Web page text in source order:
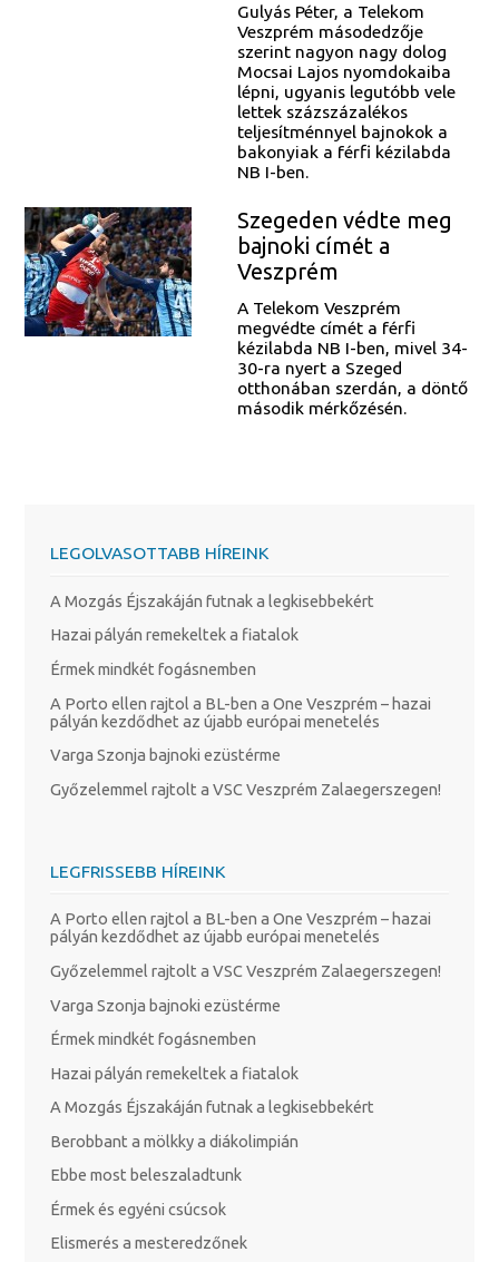
Gulyás Péter, a Telekom
Veszprém másodedzője
szerint nagyon nagy dolog
Mocsai Lajos nyomdokaiba
lépni, ugyanis legutóbb vele
lettek százszázalékos
teljesítménnyel bajnokok a
bakonyiak a férfi kézilabda
NB I-ben.
Szegeden védte meg
bajnoki címét a
Veszprém
A Telekom Veszprém
megvédte címét a férfi
kézilabda NB I-ben, mivel 34-
30-ra nyert a Szeged
otthonában szerdán, a döntő
második mérkőzésén.
LEGOLVASOTTABB HÍREINK
A Mozgás Éjszakáján futnak a legkisebbekért
Hazai pályán remekeltek a fiatalok
Érmek mindkét fogásnemben
A Porto ellen rajtol a BL-ben a One Veszprém – hazai
pályán kezdődhet az újabb európai menetelés
Varga Szonja bajnoki ezüstérme
Győzelemmel rajtolt a VSC Veszprém Zalaegerszegen!
LEGFRISSEBB HÍREINK
A Porto ellen rajtol a BL-ben a One Veszprém – hazai
pályán kezdődhet az újabb európai menetelés
Győzelemmel rajtolt a VSC Veszprém Zalaegerszegen!
Varga Szonja bajnoki ezüstérme
Érmek mindkét fogásnemben
Hazai pályán remekeltek a fiatalok
A Mozgás Éjszakáján futnak a legkisebbekért
Berobbant a mölkky a diákolimpián
Ebbe most beleszaladtunk
Érmek és egyéni csúcsok
Elismerés a mesteredzőnek